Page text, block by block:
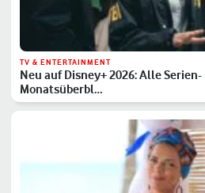
TV & ENTERTAINMENT
Neu auf Disney+ 2026: Alle
Monatsüberbl…